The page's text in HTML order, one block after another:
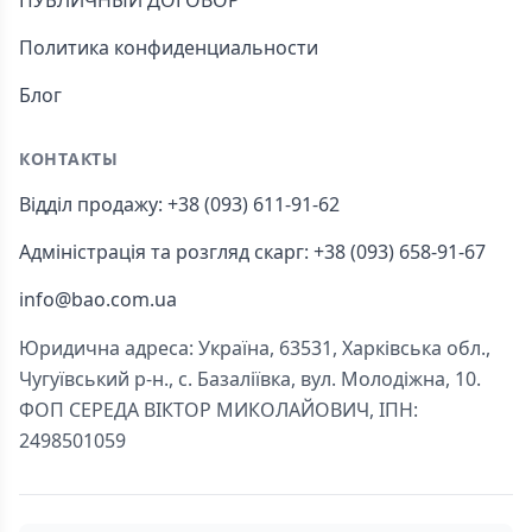
Политика конфиденциальности
Блог
КОНТАКТЫ
Відділ продажу: +38 (093) 611-91-62
Адміністрація та розгляд скарг: +38 (093) 658-91-67
info@bao.com.ua
Юридична адреса: Україна, 63531, Харківська обл.,
Чугуївський р-н., с. Базаліївка, вул. Молодіжна, 10.
ФОП СЕРЕДА ВІКТОР МИКОЛАЙОВИЧ, ІПН:
2498501059